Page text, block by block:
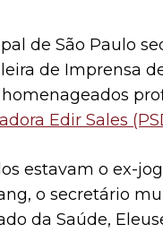
de São Paulo
de Imprensa
Edir Sales
estavam o ex-
o secretário
da Saúde,